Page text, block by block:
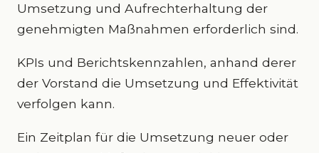
Umsetzung und Aufrechterhaltung der
genehmigten Maßnahmen erforderlich sind.
KPIs und Berichtskennzahlen, anhand derer
der Vorstand die Umsetzung und Effektivität
verfolgen kann.
Ein Zeitplan für die Umsetzung neuer oder